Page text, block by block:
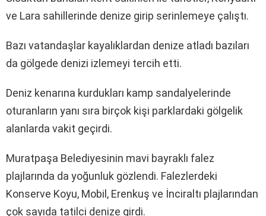
ve Lara sahillerinde denize girip serinlemeye çalıştı.
Bazı vatandaşlar kayalıklardan denize atladı bazıları
da gölgede denizi izlemeyi tercih etti.
Deniz kenarına kurdukları kamp sandalyelerinde
oturanların yanı sıra birçok kişi parklardaki gölgelik
alanlarda vakit geçirdi.
Muratpaşa Belediyesinin mavi bayraklı falez
plajlarında da yoğunluk gözlendi. Falezlerdeki
Konserve Koyu, Mobil, Erenkuş ve İnciraltı plajlarından
çok sayıda tatilci denize girdi.